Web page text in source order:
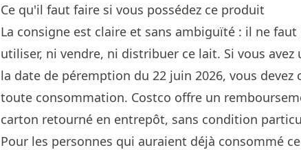
Ce qu'il faut faire si vous possédez ce produit
La consigne est claire et sans ambiguïté : il ne
utiliser, ni vendre, ni distribuer ce lait. Si vous
la date de péremption du 22 juin 2026, vous
toute consommation. Costco offre un
carton retourné en entrepôt, sans condition
Pour les personnes qui auraient déjà consommé